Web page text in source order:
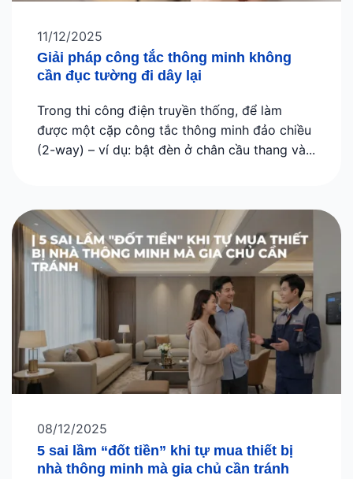
Giải pháp công tắc thông minh không
cần đục tường đi dây lại
11/12/2025
Trong thi công điện truyền thống, để làm
được một cặp công tắc thông minh đảo chiều
(2-way) – ví dụ: bật đèn ở chân cầu thang và...
5 sai lầm “đốt tiền” khi tự mua thiết bị
nhà thông minh mà gia chủ cần tránh
08/12/2025